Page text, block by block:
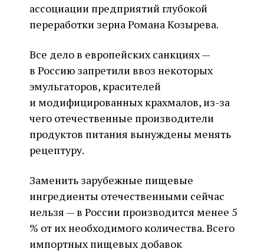
ассоциации предприятий глубокой
переработки зерна Романа Козырева.
Все дело в европейских санкциях —
в Россию запретили ввоз некоторых
эмульгаторов, красителей
и модифицированных крахмалов, из-за
чего отечественные производители
продуктов питания вынуждены менять
рецептуру.
Заменить зарубежные пищевые
ингредиенты отечественными сейчас
нельзя — в России производится менее 5
% от их необходимого количества. Всего
импортных пищевых добавок